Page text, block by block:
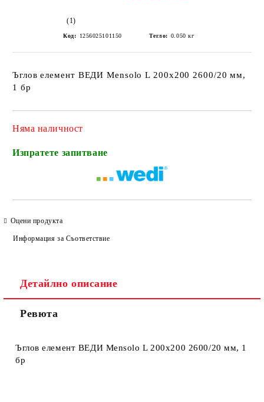
(1)
Код: 1256025101150 Тегло: 0.050 кг
Ъглов елемент ВЕДИ Mensolo L 200х200 2600/20 мм,
1 бр
Няма наличност
Изпратете запитване
Оцени продукта
Информация за Съответствие
Детайлно описание
Ревюта
Ъглов елемент ВЕДИ Mensolo L 200х200 2600/20 мм, 1
бр